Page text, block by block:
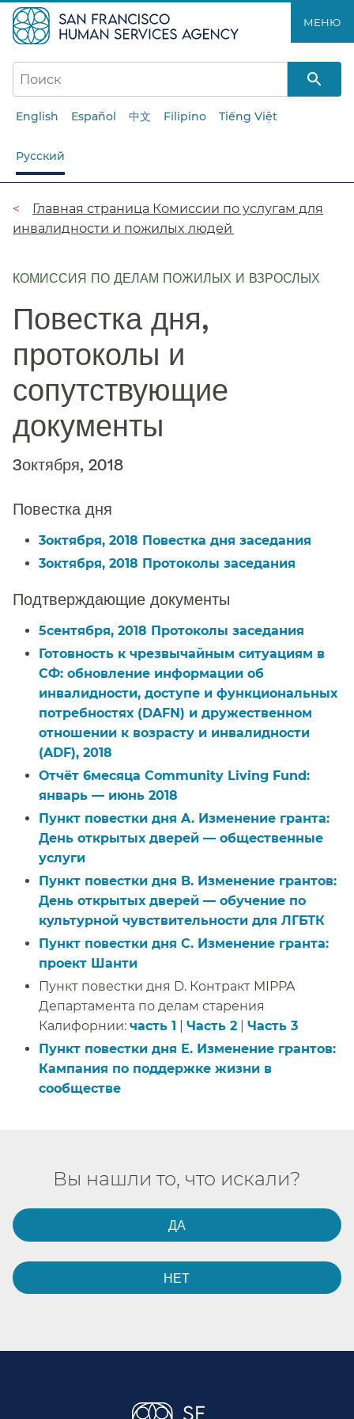
к
основному
содержанию​​
МЕНЮ​​
English Español 中文 Filipino Tiếng Việt
Русский
Цепочка
навигации​​
Главная страница Комиссии по услугам для
инвалидности и пожилых людей​​
КОМИССИЯ ПО ДЕЛАМ ПОЖИЛЫХ И ВЗРОСЛЫХ
Повестка дня,
протоколы и
сопутствующие
документы​​
3октября, 2018​​
Повестка дня​​
3октября, 2018 Повестка дня заседания​​
3октября, 2018 Протоколы заседания​​
Подтверждающие документы​​
5сентября, 2018 Протоколы заседания​​
Готовность к чрезвычайным ситуациям в
СФ: обновление информации об
инвалидности, доступе и функциональных
потребностях (DAFN) и дружественном
отношении к возрасту и инвалидности
(ADF), 2018​​
Отчёт 6месяца Community Living Fund:
январь — июнь 2018​​
Пункт повестки дня A. Изменение гранта:
День открытых дверей — общественные
услуги​​
Пункт повестки дня B. Изменение грантов:
День открытых дверей — обучение по
культурной чувствительности для ЛГБТК​​
Пункт повестки дня C. Изменение гранта:
проект Шанти​​
Пункт повестки дня D. Контракт MIPPA
Департамента по делам старения
Калифорнии: часть 1 Часть 2 Часть 3
Пункт повестки дня E. Изменение грантов:
Кампания по поддержке жизни в
сообществе​​
Вы нашли то, что искали?​​
ДА​​
НЕТ​​